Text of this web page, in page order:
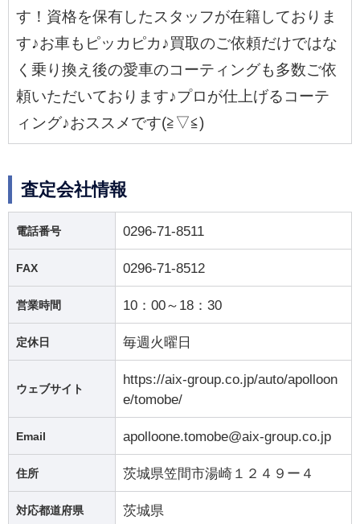
す！資格を保有したスタッフが在籍しておりま
す♪お車もピッカピカ♪買取のご依頼だけではな
く乗り換え後の愛車のコーティングも多数ご依
頼いただいております♪プロが仕上げるコーテ
ィング♪おススメです(≧▽≦)
査定会社情報
電話番号 0296-71-8511
FAX 0296-71-8512
営業時間 10：00～18：30
定休日 毎週火曜日
ウェブサイト
https://aix-group.co.jp/auto/apolloon
e/tomobe/
Email apolloone.tomobe@aix-group.co.jp
住所 茨城県笠間市湯崎１２４９ー４
対応都道府県 茨城県